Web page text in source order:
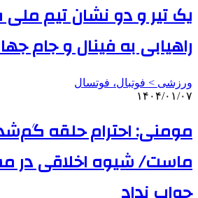
یک تیر و دو نشان تیم
راهیابی به فینال و جام
ورزشی > فوتبال، فوتسال
۱۴۰۴/۰۱/۰۷
مومنی: احترام حلقه
ماست/ شیوه اخلاقی در